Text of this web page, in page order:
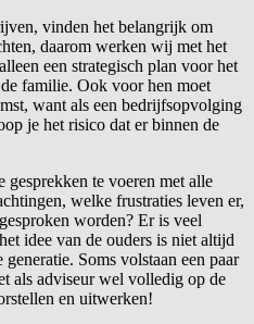
vinden het belangrijk om
daarom werken wij met het
een strategisch plan voor het
familie. Ook voor hen moet
want als een bedrijfsopvolging
je het risico dat er binnen de
te voeren met alle
welke frustraties leven er,
worden? Er is veel
idee van de ouders is niet altijd
Soms volstaan een paar
als adviseur wel volledig op de
en uitwerken!